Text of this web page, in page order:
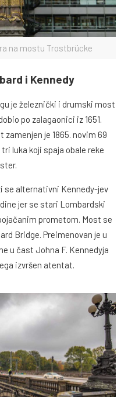
na mostu Trostbrücke
i Kennedy
je železnički i drumski most
po zalagaonici iz 1651.
je 1865. novim 69
luka koji spaja obale reke
se alternativni Kennedy-jev
jer se stari Lombardski
prometom. Most se
Bridge. Preimenovan je u
u čast Johna F. Kennedyja
izvršen atentat.